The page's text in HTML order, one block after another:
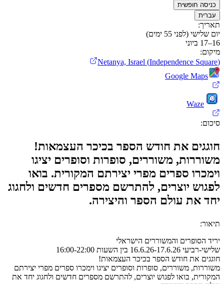
כניסה חופשית
עברית
תאריך:
יום שלישי (לפני 55 ימים)
16–17 ביוני
מיקום:
(Independence Square) Netanya, Israel
Google Maps
Waze
סיכום:
חוגגים את חודש הספר בכיכר העצמאות!
משוררות, משוררים, סופרות וסופרים יציגו
וימכרו ספרים מפרי יצירתם המקורית. בואו
לפגוש יוצרים, להתרשם מספרים חדשים ולחגוג
יחד את עולם הספר והיצירה.
תיאור:
יריד הסופרים והמשוררים הישראלי
​​שלישי-רביעי 16.6.26-17.6.26 בין השעות 16:00-22:00
חוגגים את חודש הספר בכיכר העצמאות!
משוררות, משוררים, סופרות וסופרים יציגו וימכרו ספרים מפרי יצירתם
המקורית, בואו לפגוש יוצרים, להתרשם מספרים חדשים ולחגוג יחד את